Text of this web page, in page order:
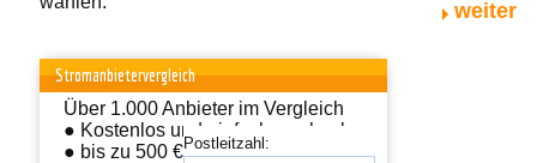
weiter
Stromanbietervergleich
Über 1.000 Anbieter im Vergleich
● Kostenlos und einfach wechseln
● bis zu 500 € sparen
Postleitzahl: